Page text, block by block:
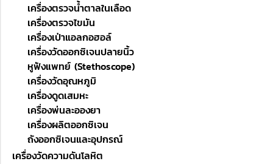
เครื่องตรวจน้ำตาลในเลือด
เครื่องตรวจไขมัน
เครื่องเป่าแอลกอฮอล์
เครื่องวัดออกซิเจนปลายนิ้ว
หูฟังแพทย์ (Stethoscope)
เครื่องวัดอุณหภูมิ
เครื่องดูดเสมหะ
เครื่องพ่นละอองยา
เครื่องผลิตออกซิเจน
ถังออกซิเจนและอุปกรณ์
เครื่องวัดความดันโลหิต